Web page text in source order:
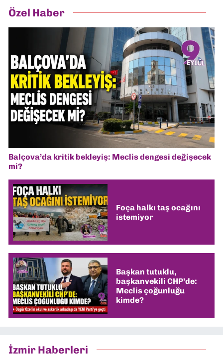
Özel Haber
Balçova’da kritik bekleyiş: Meclis dengesi değişecek
mi?
Foça halkı taş ocağını
istemiyor
Başkan tutuklu,
başkanvekili CHP’de:
Meclis çoğunluğu
kimde?
İzmir Haberleri